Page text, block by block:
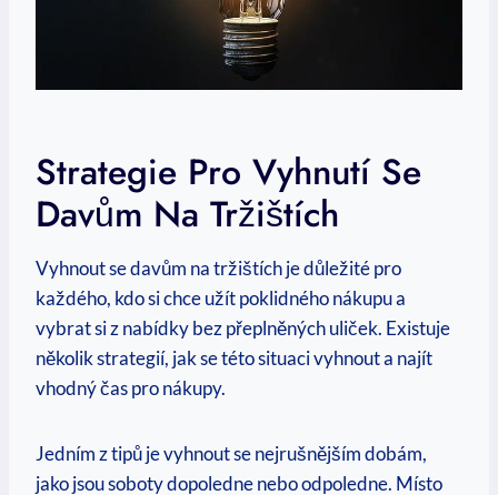
Strategie Pro Vyhnutí Se
Davům Na Tržištích
Vyhnout se davům na tržištích je důležité pro
každého, kdo si chce užít poklidného nákupu a
vybrat si z nabídky bez přeplněných uliček. Existuje
několik strategií, jak se této situaci vyhnout a najít
vhodný čas pro nákupy.
Jedním z tipů je vyhnout se nejrušnějším dobám,
jako jsou soboty dopoledne nebo odpoledne. Místo